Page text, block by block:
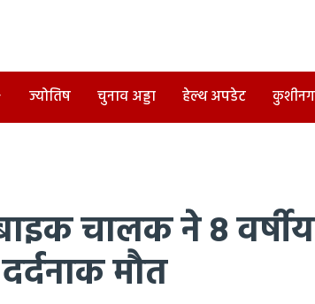
ज्योतिष चुनाव अड्डा हेल्थ अपडेट
चालक ने 8
मौत